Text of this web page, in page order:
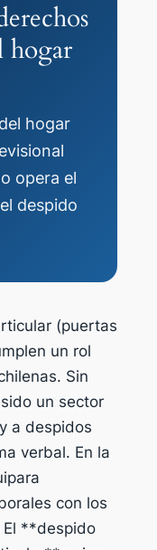
hogar
hogar
opera el
despido
(puertas
un rol
Sin
un sector
a despidos
verbal. En la
con los
El **despido